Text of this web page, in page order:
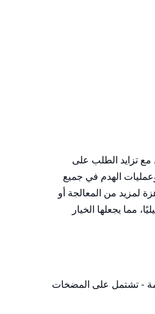
مع تزايد الطلب على
الهدم في جميع
لمزيد من المعالجة أو
مما يجعلها الخيار
- تشتمل على المضخات